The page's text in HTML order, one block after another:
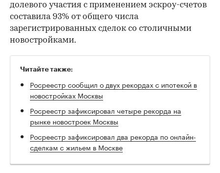
долевого участия с применением эскроу-счетов
составила 93% от общего числа
зарегистрированных сделок со столичными
новостройками.
Читайте также:
Росреестр сообщил о двух рекордах с ипотекой в
новостройках Москвы
Росреестр зафиксировал четыре рекорда на
рынке новостроек Москвы
Росреестр зафиксировал два рекорда по онлайн-
сделкам с жильем в Москве